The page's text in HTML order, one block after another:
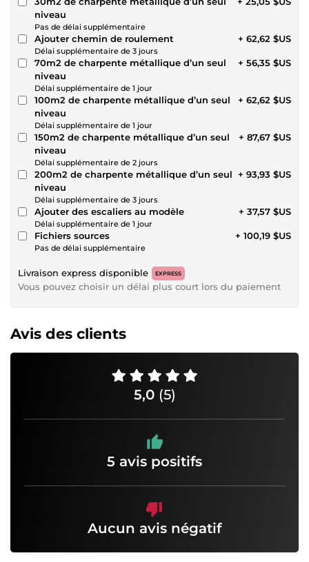
niveau
Pas de délai supplémentaire
Ajouter chemin de roulement
Délai supplémentaire de 3 jours
+ 62,62 $US
70m2 de charpente métallique d’un seul
niveau
Délai supplémentaire de 1 jour
+ 56,35 $US
100m2 de charpente métallique d’un seul
niveau
Délai supplémentaire de 1 jour
+ 62,62 $US
150m2 de charpente métallique d’un seul
niveau
Délai supplémentaire de 2 jours
+ 87,67 $US
200m2 de charpente métallique d’un seul
niveau
Délai supplémentaire de 3 jours
+ 93,93 $US
Ajouter des escaliers au modèle
Délai supplémentaire de 1 jour
+ 37,57 $US
Fichiers sources
Pas de délai supplémentaire
+ 100,19 $US
Livraison express disponible EXPRESS
Vous pouvez choisir un délai plus court lors du paiement
Avis des clients
5,0 (5)
5 avis positifs
Aucun avis négatif